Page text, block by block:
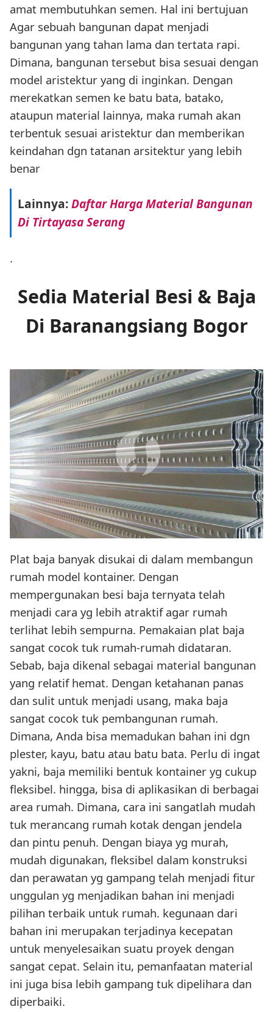
amat membutuhkan semen. Hal ini bertujuan
Agar sebuah bangunan dapat menjadi
bangunan yang tahan lama dan tertata rapi.
Dimana, bangunan tersebut bisa sesuai dengan
model aristektur yang di inginkan. Dengan
merekatkan semen ke batu bata, batako,
ataupun material lainnya, maka rumah akan
terbentuk sesuai aristektur dan memberikan
keindahan dgn tatanan arsitektur yang lebih
benar
Lainnya:Daftar Harga Material Bangunan
Di Tirtayasa Serang
.
Sedia Material Besi & Baja
Di Baranangsiang Bogor
Plat baja banyak disukai di dalam membangun
rumah model kontainer. Dengan
mempergunakan besi baja ternyata telah
menjadi cara yg lebih atraktif agar rumah
terlihat lebih sempurna. Pemakaian plat baja
sangat cocok tuk rumah-rumah didataran.
Sebab, baja dikenal sebagai material bangunan
yang relatif hemat. Dengan ketahanan panas
dan sulit untuk menjadi usang, maka baja
sangat cocok tuk pembangunan rumah.
Dimana, Anda bisa memadukan bahan ini dgn
plester, kayu, batu atau batu bata. Perlu di ingat
yakni, baja memiliki bentuk kontainer yg cukup
fleksibel. hingga, bisa di aplikasikan di berbagai
area rumah. Dimana, cara ini sangatlah mudah
tuk merancang rumah kotak dengan jendela
dan pintu penuh. Dengan biaya yg murah,
mudah digunakan, fleksibel dalam konstruksi
dan perawatan yg gampang telah menjadi fitur
unggulan yg menjadikan bahan ini menjadi
pilihan terbaik untuk rumah. kegunaan dari
bahan ini merupakan terjadinya kecepatan
untuk menyelesaikan suatu proyek dengan
sangat cepat. Selain itu, pemanfaatan material
ini juga bisa lebih gampang tuk dipelihara dan
diperbaiki.